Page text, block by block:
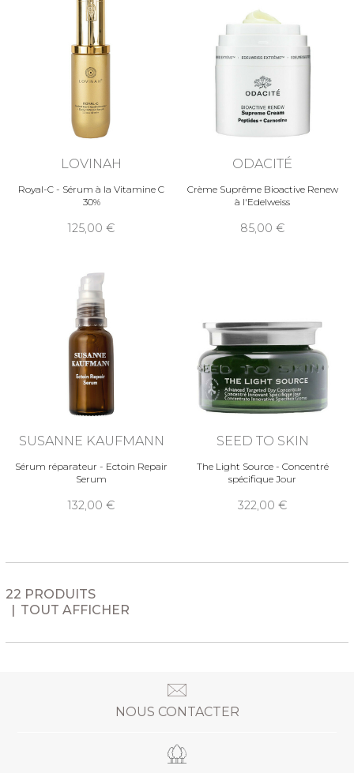
LOVINAH
Royal-C - Sérum à la Vitamine C
30%
125,00
ODACITÉ
Crème Suprême Bioactive Renew
à l'Edelweiss
85,00
SUSANNE KAUFMANN
Sérum réparateur - Ectoin Repair
Serum
132,00
SEED TO SKIN
The Light Source - Concentré
spécifique Jour
322,00
22 PRODUITS
TOUT AFFICHER
NOUS CONTACTER